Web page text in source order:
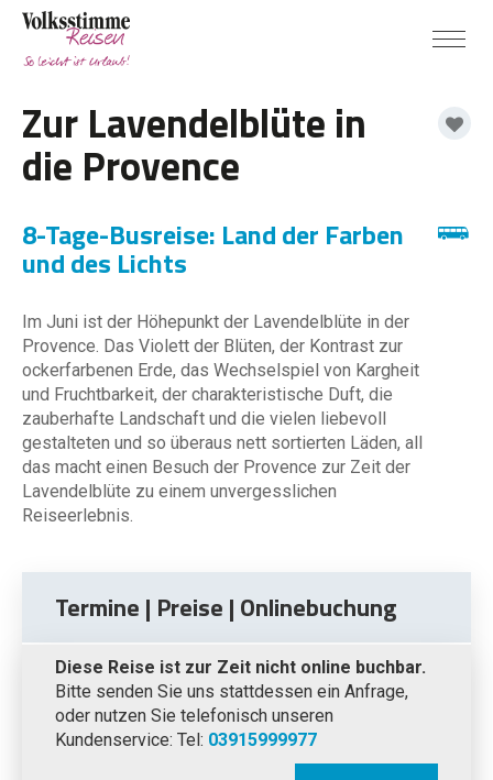
Zur Lavendelblüte in
die Provence
8-Tage-Busreise: Land der Farben
und des Lichts
Im Juni ist der Höhepunkt der Lavendelblüte in der
Provence. Das Violett der Blüten, der Kontrast zur
ockerfarbenen Erde, das Wechselspiel von Kargheit
und Fruchtbarkeit, der charakteristische Duft, die
zauberhafte Landschaft und die vielen liebevoll
gestalteten und so überaus nett sortierten Läden, all
das macht einen Besuch der Provence zur Zeit der
Lavendelblüte zu einem unvergesslichen
Reiseerlebnis.
Termine | Preise | Onlinebuchung
Diese Reise ist zur Zeit nicht online buchbar.
Bitte senden Sie uns stattdessen ein Anfrage,
oder nutzen Sie telefonisch unseren
Kundenservice: Tel: 03915999977